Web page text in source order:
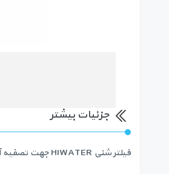
جزئیات بیشتر
فیلتر شنی HIWATER جهت تصفیه آب استخر و جکوزی با بدنه پلی اتین و شیر شش راهه